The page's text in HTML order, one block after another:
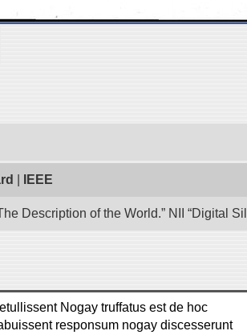
IEEE
Description of the World.” NII “Digital
Nogay truffatus est de hoc
responsum nogay discesserunt